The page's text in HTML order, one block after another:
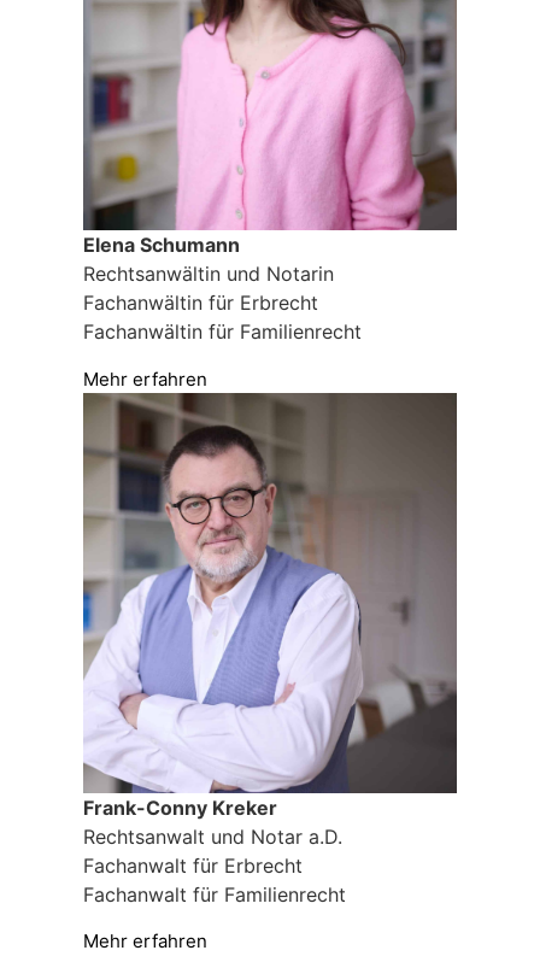
Elena Schumann
Rechtsanwältin und Notarin
Fachanwältin für Erbrecht
Fachanwältin für Familienrecht
Mehr erfahren
Frank-Conny Kreker
Rechtsanwalt und Notar a.D.
Fachanwalt für Erbrecht
Fachanwalt für Familienrecht
Mehr erfahren